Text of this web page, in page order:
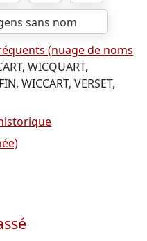
sans nom
(nuage de noms
WICQUART,
WICCART, VERSET,